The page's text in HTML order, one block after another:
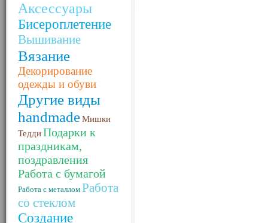
Аксессуары
Бисероплетение
Вышивание
Вязание
Декорирование
одежды и обуви
Другие виды
handmadeМишки
ТеддиПодарки к
праздникам,
поздравления
Работа с бумагой
Работа с металлом Работа
со стеклом
Создание